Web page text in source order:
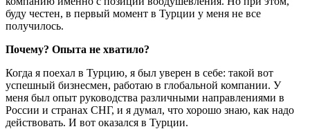
буду честен, в первый момент в Турции у меня не все
получилось.
Почему? Опыта не хватило?
Когда я поехал в Турцию, я был уверен в себе: такой вот
успешный бизнесмен, работаю в глобальной компании. У
меня был опыт руководства различными направлениями в
России и странах СНГ, и я думал, что хорошо знаю, как надо
действовать. И вот оказался в Турции.